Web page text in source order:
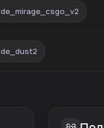
de_mirage_csgo_v2
de_dust2